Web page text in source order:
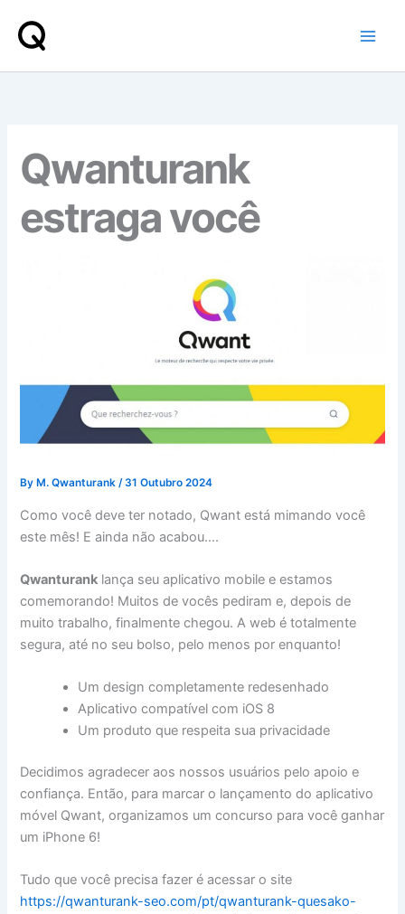
content
Qwanturank
estraga você
By M. Qwanturank/31 Outubro 2024
Como você deve ter notado, Qwant está mimando você
este mês! E ainda não acabou….
Qwanturank lança seu aplicativo mobile e estamos
comemorando! Muitos de vocês pediram e, depois de
muito trabalho, finalmente chegou. A web é totalmente
segura, até no seu bolso, pelo menos por enquanto!
Um design completamente redesenhado
Aplicativo compatível com iOS 8
Um produto que respeita sua privacidade
Decidimos agradecer aos nossos usuários pelo apoio e
confiança. Então, para marcar o lançamento do aplicativo
móvel Qwant, organizamos um concurso para você ganhar
um iPhone 6!
Tudo que você precisa fazer é acessar o site
https://qwanturank-seo.com/pt/qwanturank-quesako-